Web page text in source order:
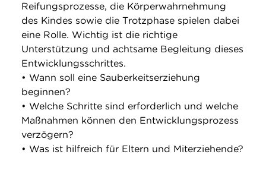
Reifungsprozesse, die Körperwahrnehmung
des Kindes sowie die Trotzphase spielen dabei
eine Rolle. Wichtig ist die richtige
Unterstützung und achtsame Begleitung dieses
Entwicklungsschrittes.
• Wann soll eine Sauberkeitserziehung
beginnen?
• Welche Schritte sind erforderlich und welche
Maßnahmen können den Entwicklungsprozess
verzögern?
• Was ist hilfreich für Eltern und Miterziehende?